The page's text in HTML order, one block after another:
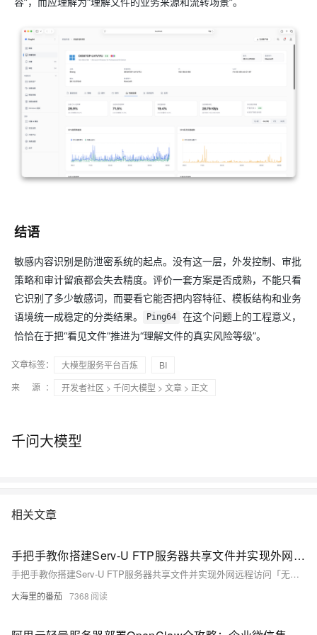
结语
敏感内容识别是防泄密系统的起点。没有这一层，外发控制、审批
策略和审计留痕都会失去精度。评价一套方案是否成熟，不能只看
它识别了多少敏感词，而要看它能否把内容特征、模板结构和业务
语境统一成稳定的分类结果。
Ping64
在这个问题上的工程意义，
恰恰在于把“看见文件”推进为“理解文件的真实风险等级”。
文章标签： 大模型服务平台百炼
BI
来 源：
开发者社区 > 千问大模型 > 文章 > 正文
千问大模型
相关文章
手把手教你搭建Serv-U FTP服务器共享文件并实现外网远程访问「无公网IP」
手把手教你搭建Serv-U FTP服务器共享文件并实现外网远程访问「无公网IP」
大海里的番茄 7368